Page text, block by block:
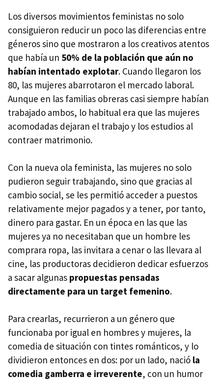
Los diversos movimientos feministas no solo
consiguieron reducir un poco las diferencias entre
géneros sino que mostraron a los creativos atentos
que había un 50% de la población que aún no
habían intentado explotar. Cuando llegaron los
80, las mujeres abarrotaron el mercado laboral.
Aunque en las familias obreras casi siempre habían
trabajado ambos, lo habitual era que las mujeres
acomodadas dejaran el trabajo y los estudios al
contraer matrimonio.
Con la nueva ola feminista, las mujeres no solo
pudieron seguir trabajando, sino que gracias al
cambio social, se les permitió acceder a puestos
relativamente mejor pagados y a tener, por tanto,
dinero para gastar. En un época en las que las
mujeres ya no necesitaban que un hombre les
comprara ropa, las invitara a cenar o las llevara al
cine, las productoras decidieron dedicar esfuerzos
a sacar algunas propuestas pensadas
directamente para un target femenino.
Para crearlas, recurrieron a un género que
funcionaba por igual en hombres y mujeres, la
comedia de situación con tintes románticos, y lo
dividieron entonces en dos: por un lado, nació la
comedia gamberra e irreverente, con un humor